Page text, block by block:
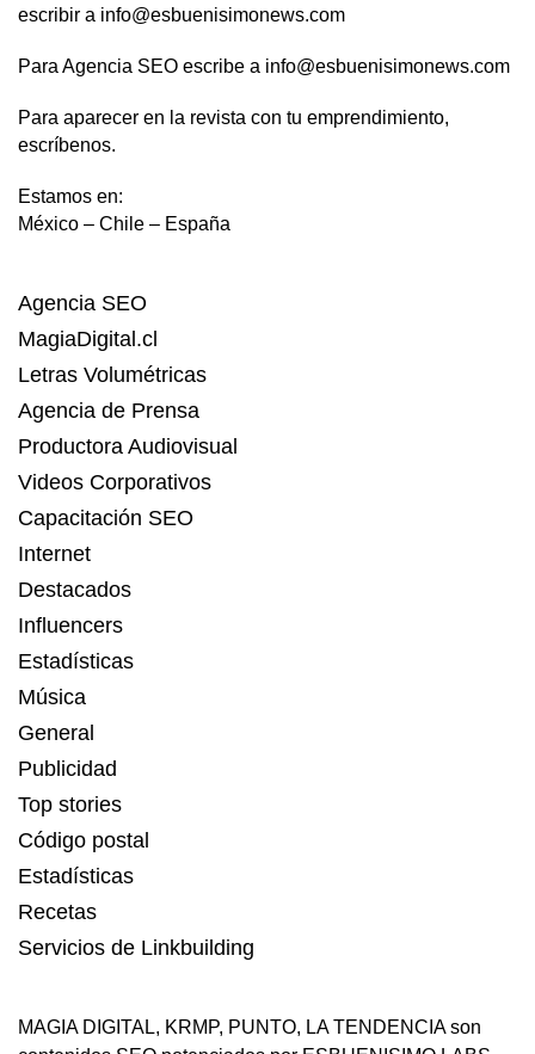
escribir a info@esbuenisimonews.com
Para Agencia SEO escribe a info@esbuenisimonews.com
Para aparecer en la revista con tu emprendimiento,
escríbenos.
Estamos en:
México – Chile – España
Agencia SEO
MagiaDigital.cl
Letras Volumétricas
Agencia de Prensa
Productora Audiovisual
Videos Corporativos
Capacitación SEO
Internet
Destacados
Influencers
Estadísticas
Música
General
Publicidad
Top stories
Código postal
Estadísticas
Recetas
Servicios de Linkbuilding
MAGIA DIGITAL, KRMP, PUNTO, LA TENDENCIAson